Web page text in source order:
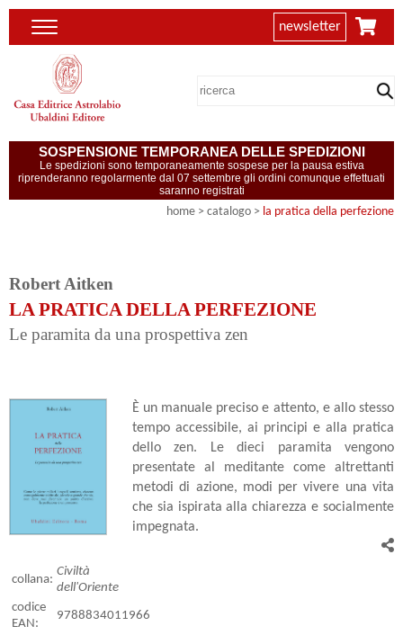
newsletter
SOSPENSIONE TEMPORANEA DELLE SPEDIZIONI
Le spedizioni sono temporaneamente sospese per la pausa estiva
riprenderanno regolarmente dal 07 settembre gli ordini comunque effettuati
saranno registrati
home > catalogo > la pratica della perfezione
Robert Aitken
LA PRATICA DELLA PERFEZIONE
Le paramita da una prospettiva zen
È un manuale preciso e attento, e allo stesso
tempo accessibile, ai principi e alla pratica
dello zen. Le dieci paramita vengono
presentate al meditante come altrettanti
metodi di azione, modi per vivere una vita
che sia ispirata alla chiarezza e socialmente
impegnata.
collana:
Civiltà
dell'Oriente
codice
EAN:
9788834011966